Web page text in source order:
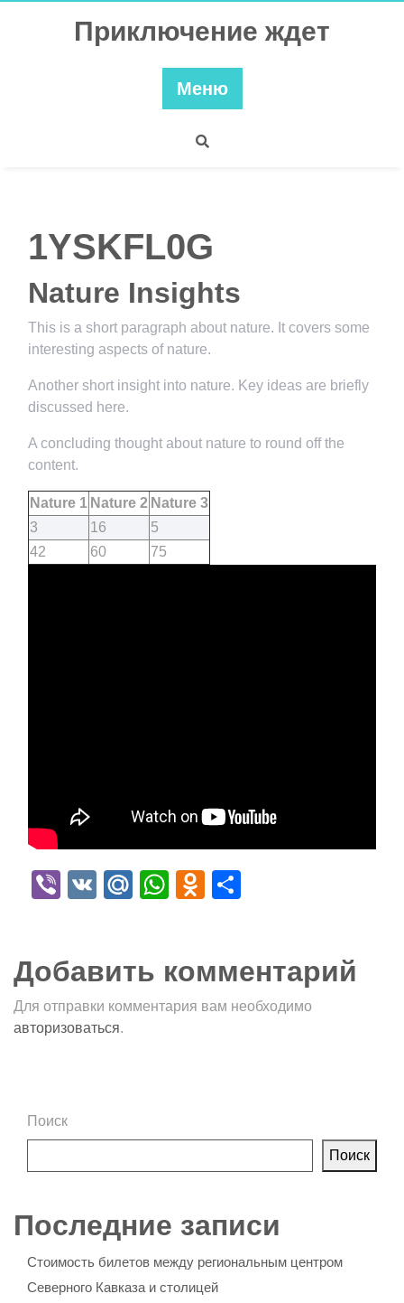
Приключение ждет
Меню
1YSKFL0G
Nature Insights
This is a short paragraph about nature. It covers some
interesting aspects of nature.
Another short insight into nature. Key ideas are briefly
discussed here.
A concluding thought about nature to round off the
content.
Nature 1 Nature 2 Nature 3
3
16
5
42
60 75
Viber
VK Mail.Ru
WhatsApp
Odnoklassniki
Добавить комментарий
Для отправки комментария вам необходимо
авторизоваться.
Поиск
Поиск
Последние записи
Стоимость билетов между региональным центром
Северного Кавказа и столицей